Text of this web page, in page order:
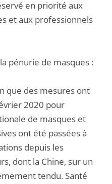
en priorité aux
et aux professionnels
pénurie de masques :
que des mesures ont
2020 pour
de masques et
ont été passées à
depuis les
dont la Chine, sur un
tendu. Santé